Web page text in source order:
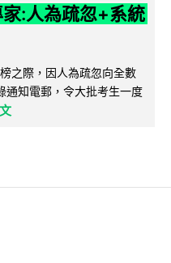
:人為疏忽+系統
之際，因人為疏忽向全數
通知電郵，令大批考生一度